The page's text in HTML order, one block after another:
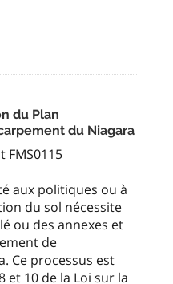
du Plan
du Niagara
FMS0115
aux politiques ou à
du sol nécessite
ou des annexes et
de
Ce processus est
et 10 de la Loi sur la